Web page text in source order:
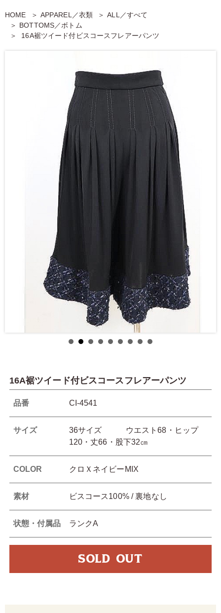
HOME APPAREL／衣類
ALL／すべて
BOTTOMS／ボトム
16A裾ツイード付ビスコースフレアーパンツ
16A裾ツイード付ビスコースフレアーパンツ
品番 CI-4541
サイズ
36サイズ ウエスト68・ヒップ
120・丈66・股下32㎝
COLOR クロＸネイビーMIX
素材 ビスコース100% / 裏地なし
状態・付属品 ランクA
SOLD OUT